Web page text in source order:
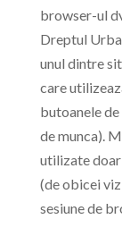
browser-ul
Dreptul
unul dintre
care
butoanele
de munca).
utilizate doar
(de obicei
sesiune de